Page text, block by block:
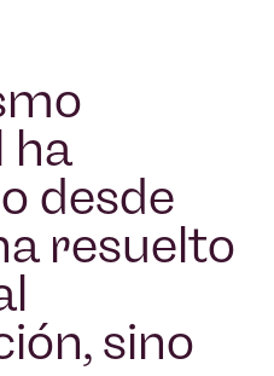
ha
desde
resuelto
sino